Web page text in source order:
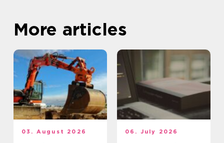
More articles
03. August 2026 06. July 2026